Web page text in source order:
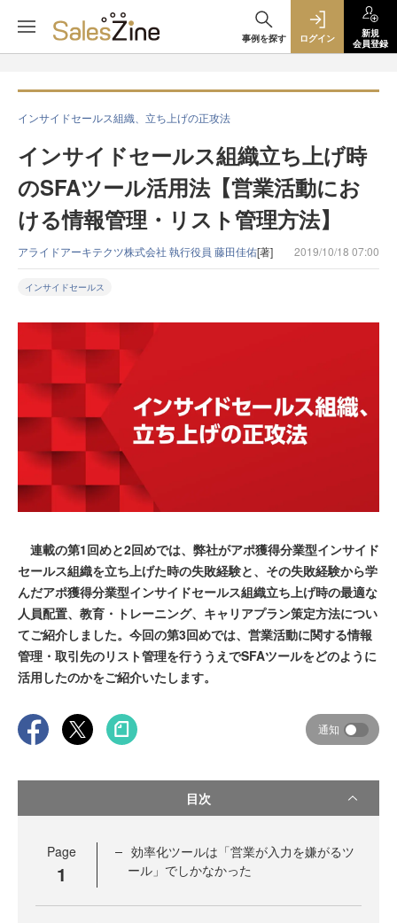
事例を探す ログイン
新規
会員登録
インサイドセールス組織、立ち上げの正攻法
インサイドセールス組織立ち上げ時
のSFAツール活用法【営業活動にお
ける情報管理・リスト管理方法】
アライドアーキテクツ株式会社 執行役員 藤田佳佑[著] 2019/10/18 07:00
インサイドセールス
連載の第1回めと2回めでは、弊社がアポ獲得分業型インサイド
セールス組織を立ち上げた時の失敗経験と、その失敗経験から学
んだアポ獲得分業型インサイドセールス組織立ち上げ時の最適な
人員配置、教育・トレーニング、キャリアプラン策定方法につい
てご紹介しました。今回の第3回めでは、営業活動に関する情報
管理・取引先のリスト管理を行ううえでSFAツールをどのように
活用したのかをご紹介いたします。
通知
目次
Page
1
効率化ツールは「営業が入力を嫌がるツ
ール」でしかなかった